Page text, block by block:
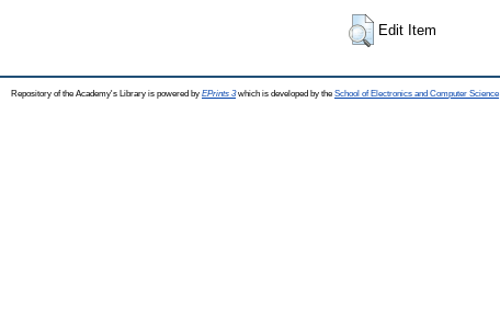
Edit Item
Repository of the Academy's Library is powered by EPrints 3which is developed by the School of Electronics and Computer Science